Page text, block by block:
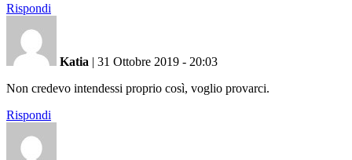
Rispondi
Katia | 31 Ottobre 2019 - 20:03
Non credevo intendessi proprio così, voglio provarci.
Rispondi